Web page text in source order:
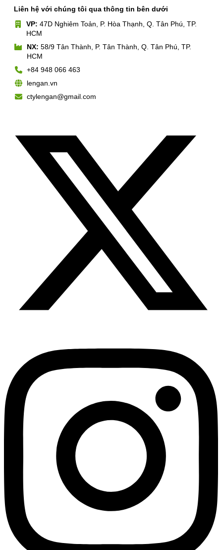
Liên hệ với chúng tôi qua thông tin bên dưới
VP: 47D Nghiêm Toản, P. Hòa Thạnh, Q. Tân Phú, TP.
HCM
NX: 58/9 Tân Thành, P. Tân Thành, Q. Tân Phú, TP.
HCM
+84 948 066 463
lengan.vn
ctylengan@gmail.com